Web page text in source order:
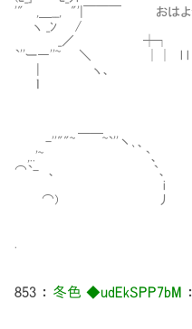
'" ,＿__, "'|￣￣￣ おはよ
ヽ _ﾝ /
_／ ┼┐
`''ー―''~ ＼ ││ l l
| ヽ、
ｌ
＿＿ ヽ、＿
-''""~ ~`''丶
,..'~ `
⌒`- 、 `
i |
⌒)
853 ： 冬色 ◆udEkSPP7bM ：